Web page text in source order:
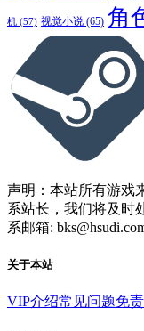
机 (57) 视觉小说 (65) 角
声明：本站所有游戏
系站长，我们将及时
系邮箱:
关于本站
VIP介绍常见问题免